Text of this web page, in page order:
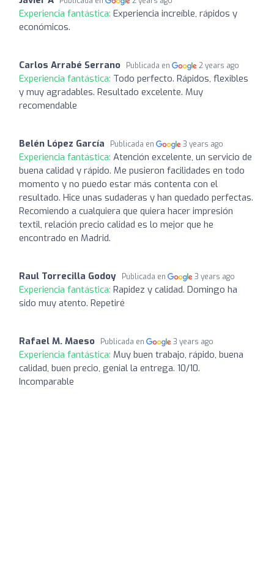
Experiencia fantástica: Experiencia increíble, rápidos y
económicos.
Carlos Arrabé Serrano Publicada en 2 years ago
Experiencia fantástica: Todo perfecto. Rápidos, flexibles
y muy agradables. Resultado excelente. Muy
recomendable
Belén López García Publicada en 3 years ago
Experiencia fantástica: Atención excelente, un servicio de
buena calidad y rápido. Me pusieron facilidades en todo
momento y no puedo estar más contenta con el
resultado. Hice unas sudaderas y han quedado perfectas.
Recomiendo a cualquiera que quiera hacer impresión
textil, relación precio calidad es lo mejor que he
encontrado en Madrid.
Raul Torrecilla Godoy Publicada en 3 years ago
Experiencia fantástica: Rapidez y calidad. Domingo ha
sido muy atento. Repetiré
Rafael M. Maeso Publicada en 3 years ago
Experiencia fantástica: Muy buen trabajo, rápido, buena
calidad, buen precio, genial la entrega. 10/10.
Incomparable